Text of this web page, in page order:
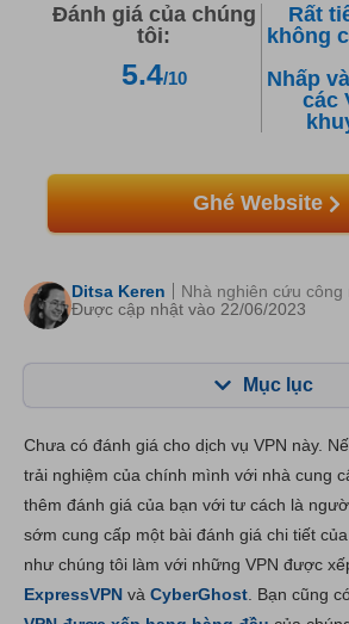
Đánh giá của chúng
tôi:
5.4/10
Rất
không
Nhấp
các
Ghé Website
Ditsa Keren
Được cập nhật vào 22/06/2023
Nhà nghiên cứu công
Mục lục
Tính năng chính 4.3
Cài đặt & Ứng dụng 6.0
Độ tin cậy và Hỗ trợ 6.3
Chưa có đánh giá cho dịch vụ VPN này.
trải nghiệm của chính mình với nhà cung
thêm đánh giá của bạn với tư cách là
sớm cung cấp một bài đánh giá chi tiết
như chúng tôi làm với những VPN được
ExpressVPN và CyberGhost. Bạn cũng